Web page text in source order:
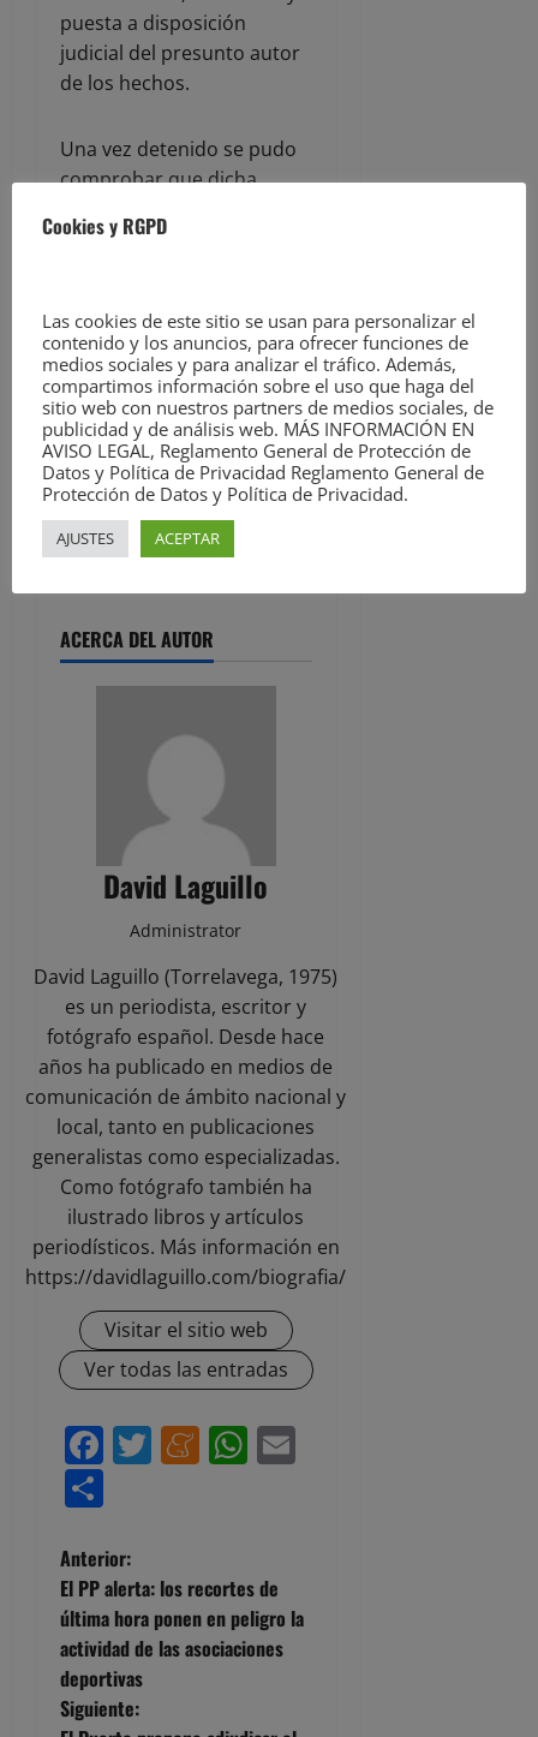
puesta a disposición
judicial del presunto autor
de los hechos.
Una vez detenido se pudo
comprobar que dicha
permiso de conducción y
detención de un juzgado
de Palencia.
.
Cantabria Diario –
Periódico de Cantabria,
Diario de Cantabria,
ACERCA DEL AUTOR
David Laguillo
Administrator
David Laguillo (Torrelavega, 1975)
es un periodista, escritor y
fotógrafo español. Desde hace
años ha publicado en medios de
comunicación de ámbito nacional y
local, tanto en publicaciones
generalistas como especializadas.
Como fotógrafo también ha
ilustrado libros y artículos
periodísticos. Más información en
https://davidlaguillo.com/biografia/
Visitar el sitio web
Ver todas las entradas
Facebook
Twitter
Meneame
WhatsApp
N
a
v
e
Anterior:
El PP alerta: los recortes de
última hora ponen en peligro la
actividad de las asociaciones
deportivas
Siguiente:
Cookies y RGPD
Las cookies de este sitio se usan para personalizar el
contenido y los anuncios, para ofrecer funciones de
medios sociales y para analizar el tráfico. Además,
compartimos información sobre el uso que haga del
sitio web con nuestros partners de medios sociales, de
publicidad y de análisis web. MÁS INFORMACIÓN EN
AVISO LEGAL, Reglamento General de Protección de
Datos y Política de Privacidad Reglamento General de
Protección de Datos y Política de Privacidad.
AJUSTES ACEPTAR